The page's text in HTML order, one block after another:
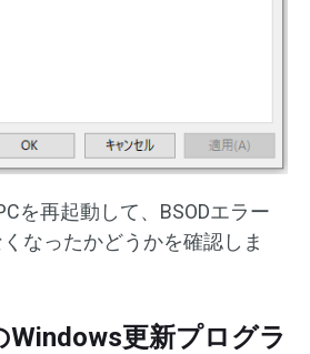
を再起動して、BSODエラー
なったかどうかを確認しま
Windows更新プログラ